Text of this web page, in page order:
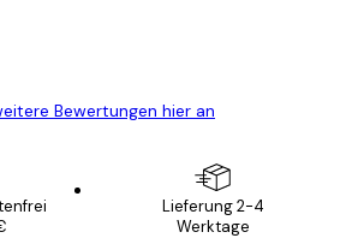
Bewertungen hier an
Lieferung 2-4
Werktage